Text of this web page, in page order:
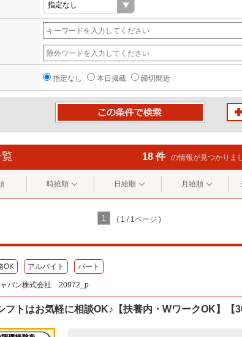
指定なし 本日掲載 締切間近
18 件 の情報が見つかりま
時給順 日給順 月給順
1 ( 1 / 1ページ )
OK アルバイト パート
ャパン株式会社 20972_p
フトはお気軽に相談OK♪【扶養内・WワークOK】【